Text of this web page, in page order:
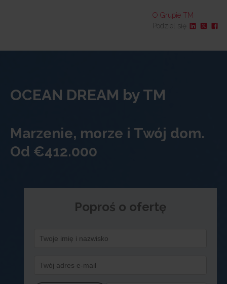
O Grupie TM
Podziel się
OCEAN DREAM by TM
Marzenie, morze i Twój dom.
Od €412.000
Poproś o ofertę